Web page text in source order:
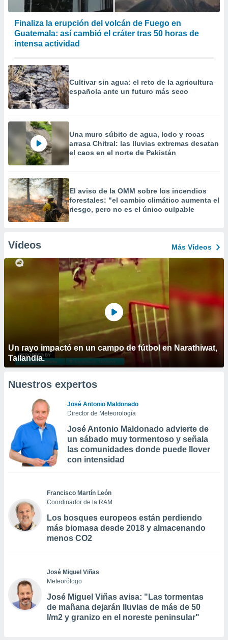
Finaliza la erupción del volcán de Fuego en
Guatemala: así cambió el cráter tras 50 horas de
intensa actividad
Cultivar sin agua: el reto de la agricultura
española ante un futuro más seco
Una muro súbito de agua, lodo y rocas
arrasa Chitral: las lluvias extremas desatan
el caos en el norte de Pakistán
El aviso de la OMM sobre los incendios
forestales: "el cambio climático aumenta el
riesgo, pero no es el único culpable
Vídeos Más Vídeos
Un rayo impactó en un campo de fútbol en Narathiwat,
Tailandia.
Nuestros expertos
José Antonio Maldonado
Director de Meteorología
José Antonio Maldonado advierte de
un sábado muy tormentoso y señala
las comunidades donde puede llover
con intensidad
Francisco Martín León
Coordinador de la RAM
Los bosques europeos están perdiendo
más biomasa desde 2018 y almacenando
menos CO2
José Miguel Viñas
Meteorólogo
José Miguel Viñas avisa: "Las tormentas
de mañana dejarán lluvias de más de 50
l/m2 y granizo en el noreste peninsular"